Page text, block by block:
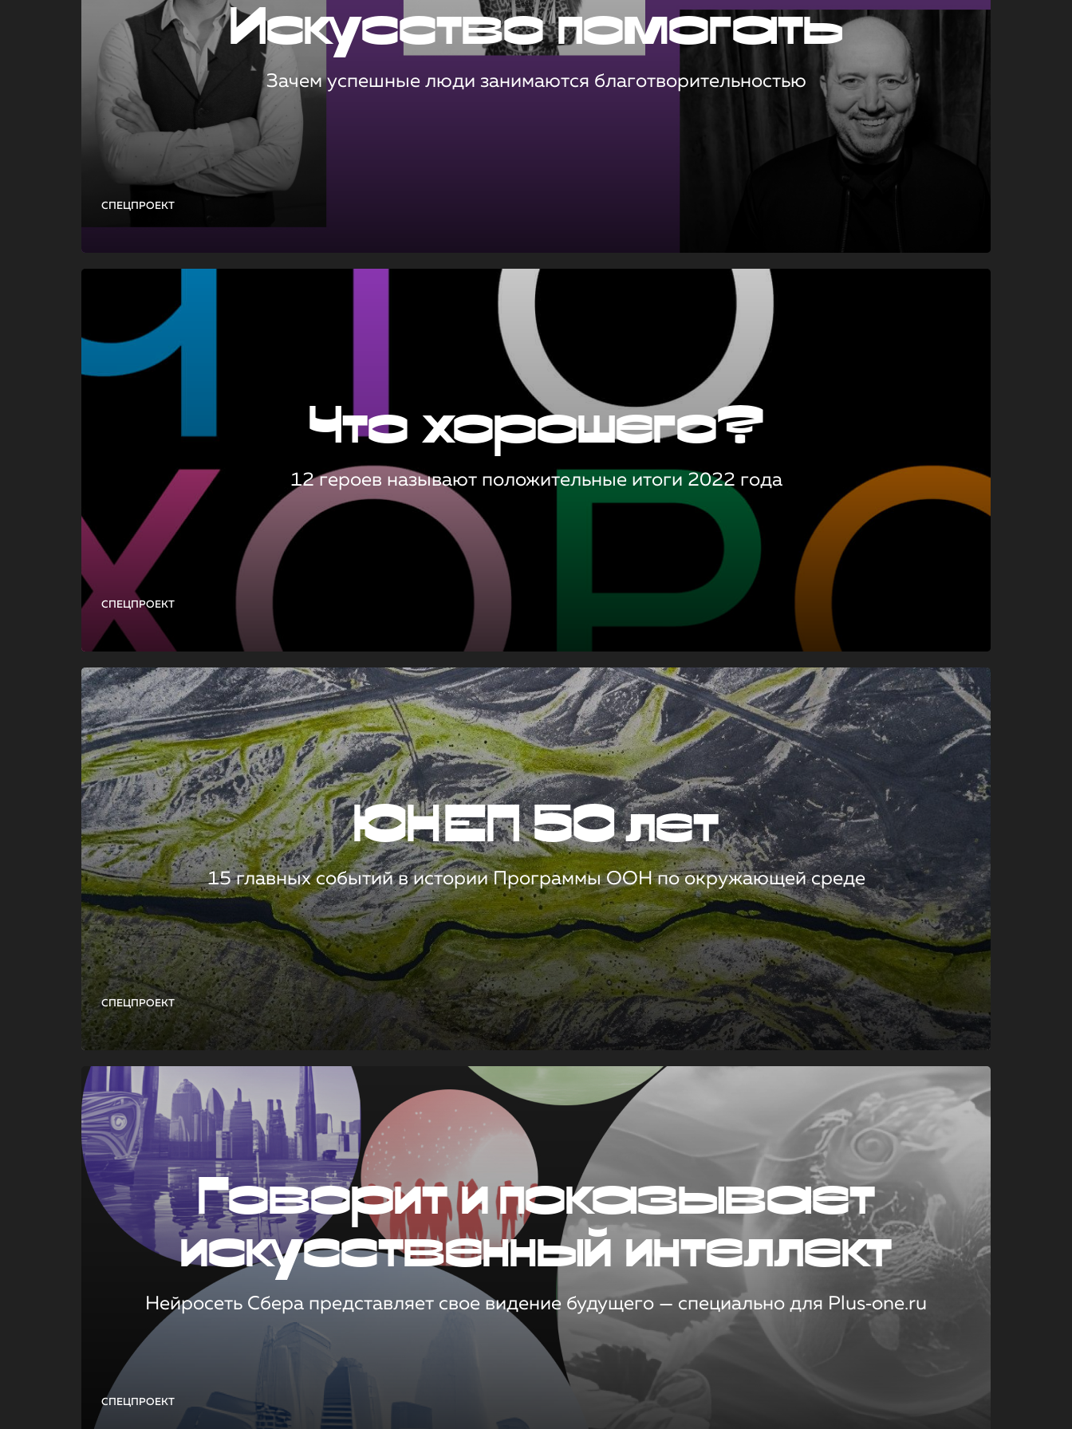
СПЕЦПРОЕКТ
Искусство помогать
Зачем успешные люди занимаются благотворительностью
СПЕЦПРОЕКТ
Что хорошего?
12 героев называют положительные итоги 2022 года
СПЕЦПРОЕКТ
ЮНЕП 50 лет
15 главных событий в истории Программы ООН по окружающей среде
СПЕЦПРОЕКТ
Говорит и показывает
искусственный интеллект
Нейросеть Сбера представляет свое видение будущего — специально для Plus‑one.ru